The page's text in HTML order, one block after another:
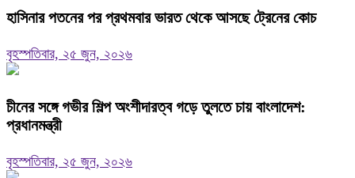
হাসিনার পতনের পর প্রথমবার ভারত থেকে আসছে ট্রেনের কোচ
বৃহস্পতিবার, ২৫ জুন, ২০২৬
চীনের সঙ্গে গভীর শিল্প অংশীদারত্ব গড়ে তুলতে চায় বাংলাদেশ:
প্রধানমন্ত্রী
বৃহস্পতিবার, ২৫ জুন, ২০২৬